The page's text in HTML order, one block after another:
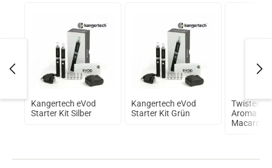
Kangertech eVod
Starter Kit Silber
Kangertech eVod
Starter Kit Grün
Twisted
Aroma